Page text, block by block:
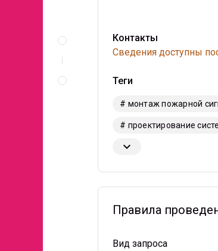
документы
проведения
Контакты
Сведения доступны
Теги
# монтаж пожарной
# проектирование
keyboard_arrow_down
Правила
Вид запроса